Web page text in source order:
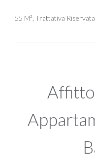
55 M², Trattativa Riservata